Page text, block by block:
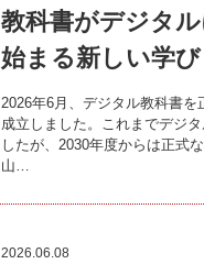
教科書がデジタ
始まる新しい学び
2026年6月、デジタル教科書
成立しました。これまでデジ
したが、2030年度からは正式
山…
2026.06.08